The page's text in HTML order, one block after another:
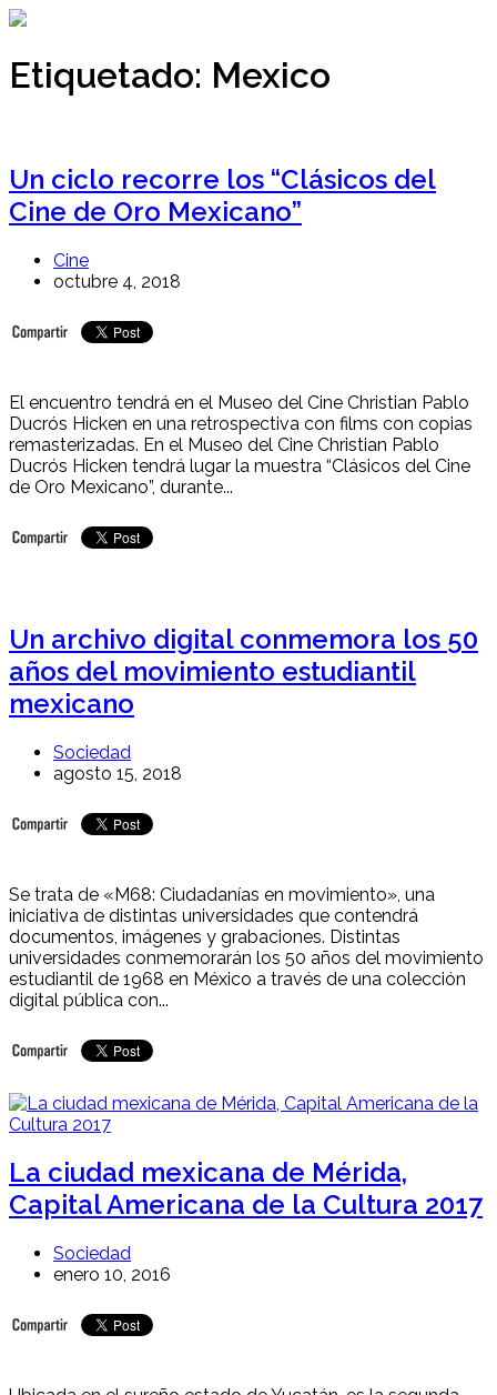
Ir
contenido
Etiquetado: Mexico
Un ciclo recorre los “Clásicos del
Cine de Oro Mexicano”
Cine
octubre 4, 2018
El encuentro tendrá en el Museo del Cine Christian Pablo
Ducrós Hicken en una retrospectiva con films con copias
remasterizadas. En el Museo del Cine Christian Pablo
Ducrós Hicken tendrá lugar la muestra “Clásicos del Cine
de Oro Mexicano”, durante...
Un archivo digital conmemora los 50
años del movimiento estudiantil
mexicano
Sociedad
agosto 15, 2018
Se trata de «M68: Ciudadanías en movimiento», una
iniciativa de distintas universidades que contendrá
documentos, imágenes y grabaciones. Distintas
universidades conmemorarán los 50 años del movimiento
estudiantil de 1968 en México a través de una colección
digital pública con...
La ciudad mexicana de Mérida,
Capital Americana de la Cultura 2017
Sociedad
enero 10, 2016